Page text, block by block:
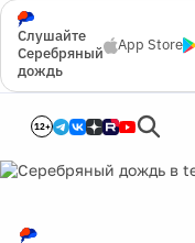
Слушайте
Серебряный
дождь
App Store
12+